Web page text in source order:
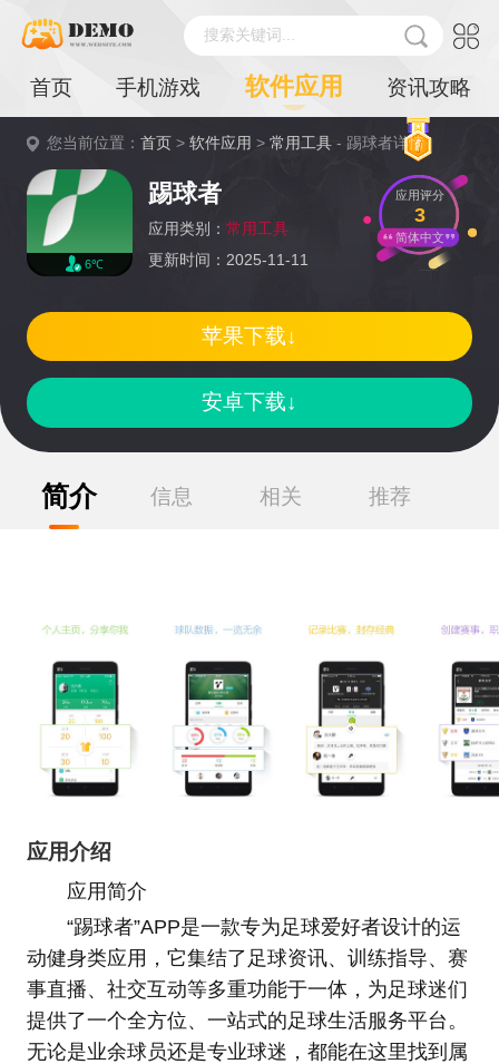
搜索关键词...
首页 手机游戏 软件应用 资讯攻略
您当前位置：首页 >软件应用 >常用工具 - 踢球者详情
6℃
踢球者
应用类别： 常用工具
更新时间：2025-11-11
应用评分
3
简体中文
安卓下载↓
苹果下载↓
简介 信息 相关 推荐
应用介绍
应用简介
“踢球者”APP是一款专为足球爱好者设计的运
动健身类应用，它集结了足球资讯、训练指导、赛
事直播、社交互动等多重功能于一体，为足球迷们
提供了一个全方位、一站式的足球生活服务平台。
无论是业余球员还是专业球迷，都能在这里找到属